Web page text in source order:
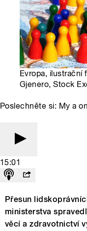
Evropa, ilustrační
Gjenero, Stock
Poslechněte si: My a
15:01
Přesun
ministerstva
věcí a zdravotnictví